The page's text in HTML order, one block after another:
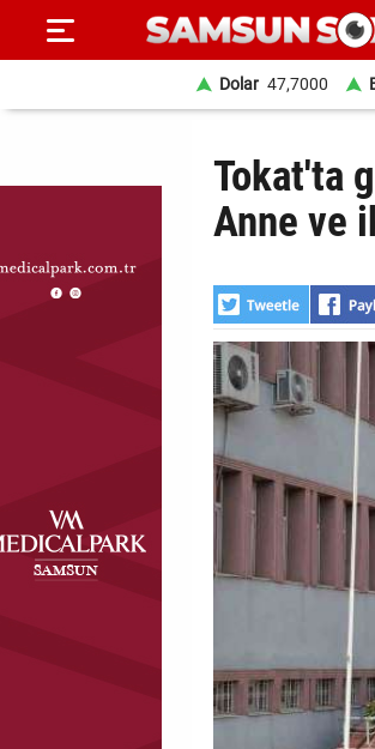
SAYFA
HABER
DÜNYA
MAGAZİN
Dolar 47,7000
Tokat'ta
Anne ve